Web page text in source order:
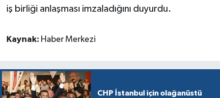
iş birliği anlaşması imzaladığını duyurdu.
Kaynak: Haber Merkezi
CHP İstanbul için olağanüstü